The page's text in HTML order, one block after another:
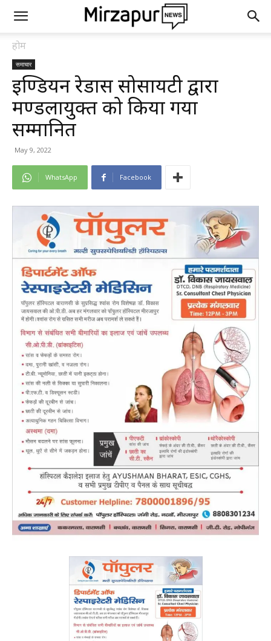
होम
समाचार
इण्डियन रेडक्रास सोसायटी द्वारा
मण्डलायुक्त को किया गया
सम्मानित
May 9, 2022
WhatsApp Facebook